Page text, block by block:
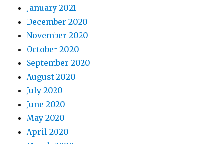
January 2021
December 2020
November 2020
October 2020
September 2020
August 2020
July 2020
June 2020
May 2020
April 2020